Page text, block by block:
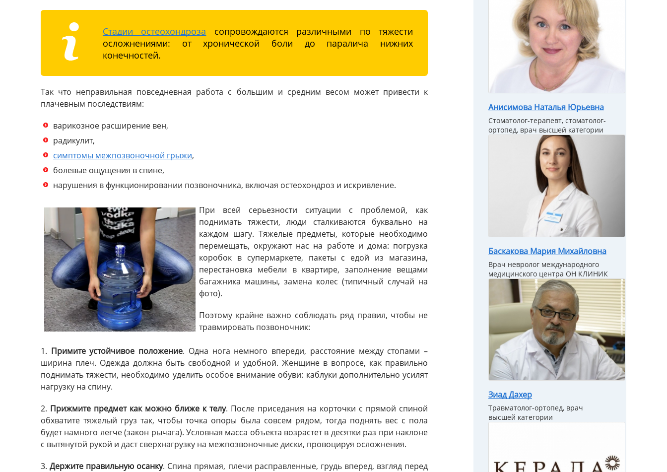
Стадии остеохондроза сопровождаются различными по тяжести
осложнениями: от хронической боли до паралича нижних
конечностей.
Так что неправильная повседневная работа с большим и средним весом может привести к
плачевным последствиям:
варикозное расширение вен,
радикулит,
симптомы межпозвоночной грыжи,
болевые ощущения в спине,
нарушения в функционировании позвоночника, включая остеохондроз и искривление.
При всей серьезности ситуации с проблемой, как
поднимать тяжести, люди сталкиваются буквально на
каждом шагу. Тяжелые предметы, которые необходимо
перемещать, окружают нас на работе и дома: погрузка
коробок в супермаркете, пакеты с едой из магазина,
перестановка мебели в квартире, заполнение вещами
багажника машины, замена колес (типичный случай на
фото).
Поэтому крайне важно соблюдать ряд правил, чтобы не
травмировать позвоночник:
1. Примите устойчивое положение. Одна нога немного впереди, расстояние между стопами –
ширина плеч. Одежда должна быть свободной и удобной. Женщине в вопросе, как правильно
поднимать тяжести, необходимо уделить особое внимание обуви: каблуки дополнительно усилят
нагрузку на спину.
2. Прижмите предмет как можно ближе к телу. После приседания на корточки с прямой спиной
обхватите тяжелый груз так, чтобы точка опоры была совсем рядом, тогда поднять вес с пола
будет намного легче (закон рычага). Условная масса объекта возрастет в десятки раз при наклоне
с вытянутой рукой и даст сверхнагрузку на межпозвоночные диски, провоцируя осложнения.
3.Держите правильную осанку. Спина прямая, плечи расправленные, грудь вперед, взгляд перед
Анисимова Наталья Юрьевна
Стоматолог-терапевт, стоматолог-
ортопед, врач высшей категории
Баскакова Мария Михайловна
Врач невролог международного
медицинского центра ОН КЛИНИК
Зиад Дахер
Травматолог-ортопед, врач
высшей категории